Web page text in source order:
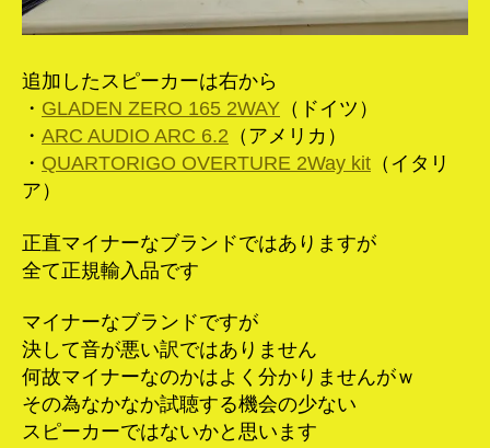
追加したスピーカーは右から
・ GLADEN ZERO 165 2WAY （ドイツ）
・ ARC AUDIO ARC 6.2 （アメリカ）
・ QUARTORIGO OVERTURE 2Way kit （イタリ
ア）
正直マイナーなブランドではありますが
全て正規輸入品です
マイナーなブランドですが
決して音が悪い訳ではありません
何故マイナーなのかはよく分かりませんがｗ
その為なかなか試聴する機会の少ない
スピーカーではないかと思います